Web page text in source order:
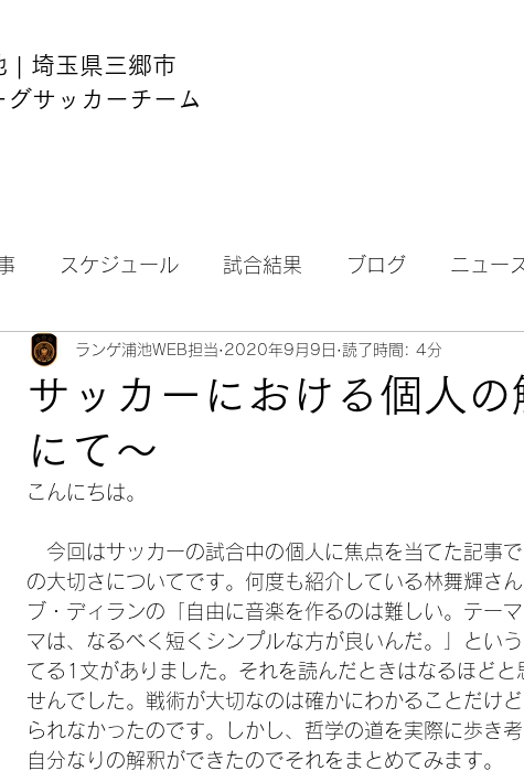
| 埼玉県三郷市
グサッカーチーム
スケジュール 試合結果 ブログ ニュース
サッカーにおける個人
にて〜
ランゲ浦池WEB担当 2020年9月9日 読了時間: 4分
こんにちは。
今回はサッカーの試合中の個人に焦点を当てた記事
の大切さについてです。何度も紹介している林舞輝さ
ブ・ディランの「自由に音楽を作るのは難しい。テー
マは、なるべく短くシンプルな方が良いんだ。」とい
てる1文がありました。それを読んだときはなるほど
せんでした。戦術が大切なのは確かにわかることだけ
られなかったのです。しかし、哲学の道を実際に歩き
自分なりの解釈ができたのでそれをまとめてみます。